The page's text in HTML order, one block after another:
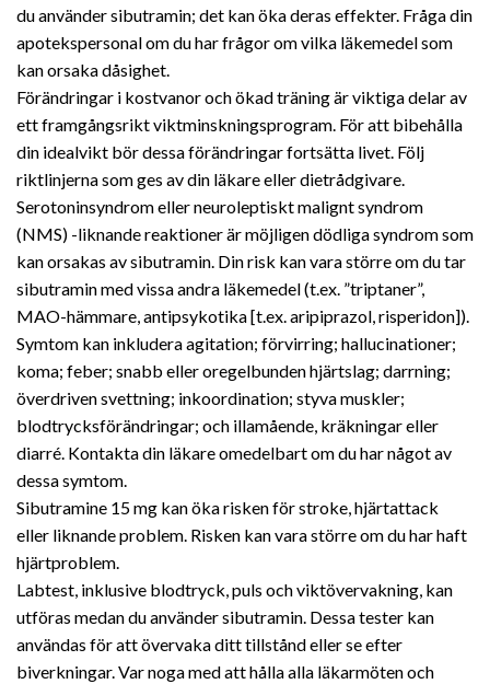
du använder sibutramin; det kan öka deras effekter. Fråga din
apotekspersonal om du har frågor om vilka läkemedel som
kan orsaka dåsighet.
Förändringar i kostvanor och ökad träning är viktiga delar av
ett framgångsrikt viktminskningsprogram. För att bibehålla
din idealvikt bör dessa förändringar fortsätta livet. Följ
riktlinjerna som ges av din läkare eller dietrådgivare.
Serotoninsyndrom eller neuroleptiskt malignt syndrom
(NMS) -liknande reaktioner är möjligen dödliga syndrom som
kan orsakas av sibutramin. Din risk kan vara större om du tar
sibutramin med vissa andra läkemedel (t.ex. ”triptaner”,
MAO-hämmare, antipsykotika [t.ex. aripiprazol, risperidon]).
Symtom kan inkludera agitation; förvirring; hallucinationer;
koma; feber; snabb eller oregelbunden hjärtslag; darrning;
överdriven svettning; inkoordination; styva muskler;
blodtrycksförändringar; och illamående, kräkningar eller
diarré. Kontakta din läkare omedelbart om du har något av
dessa symtom.
Sibutramine 15 mg kan öka risken för stroke, hjärtattack
eller liknande problem. Risken kan vara större om du har haft
hjärtproblem.
Labtest, inklusive blodtryck, puls och viktövervakning, kan
utföras medan du använder sibutramin. Dessa tester kan
användas för att övervaka ditt tillstånd eller se efter
biverkningar. Var noga med att hålla alla läkarmöten och